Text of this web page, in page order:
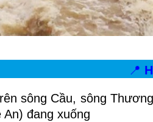
📍
sông Cầu, sông
An) đang xuống